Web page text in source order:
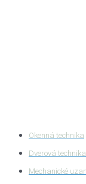
Okenná technika
Dverová technika
Mechanické